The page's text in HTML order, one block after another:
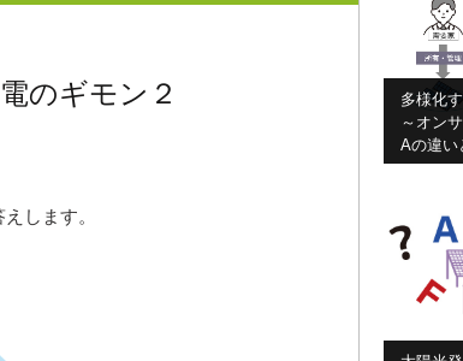
のギモン２
します。
多様化
～オン
Aの違い